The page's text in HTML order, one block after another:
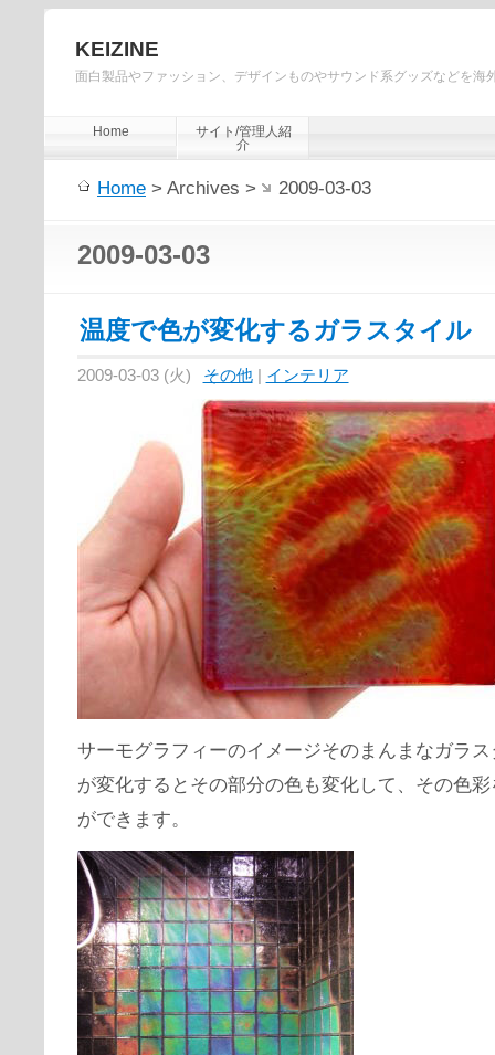
KEIZINE
面白製品やファッション、デザインものやサウンド系グッズなどを海
Home
サイト/管理人紹
介
Home > Archives > 2009-03-03
2009-03-03
温度で色が変化するガラスタイル
2009-03-03 (火) その他| インテリア
サーモグラフィーのイメージそのまんまなガラ
が変化するとその部分の色も変化して、その色
ができます。